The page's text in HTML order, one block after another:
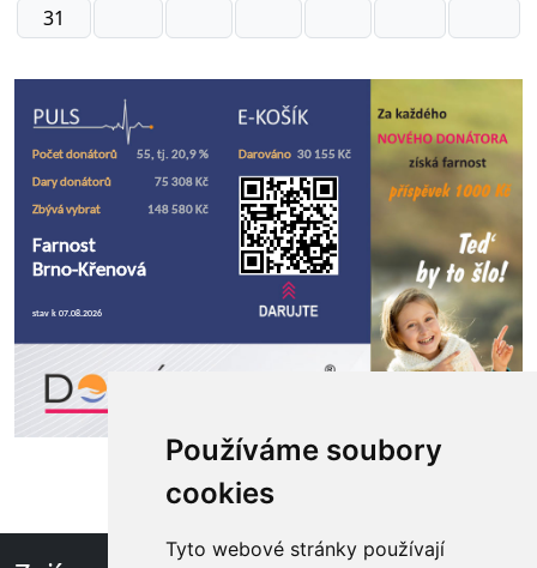
Používáme soubory
cookies
Tyto webové stránky používají
31